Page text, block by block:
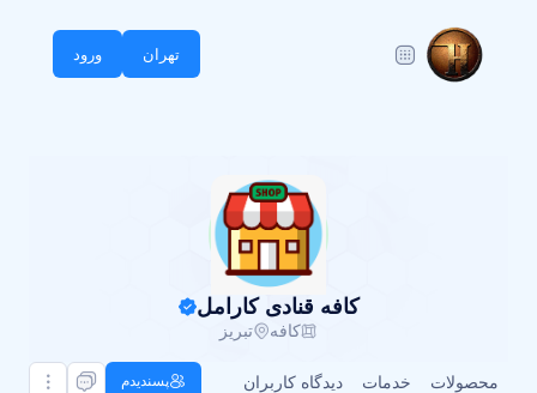
تهران ورود
کافه قنادی کارامل
کافه تبریز
محصولات خدمات دیدگاه کاربران پسندیدم